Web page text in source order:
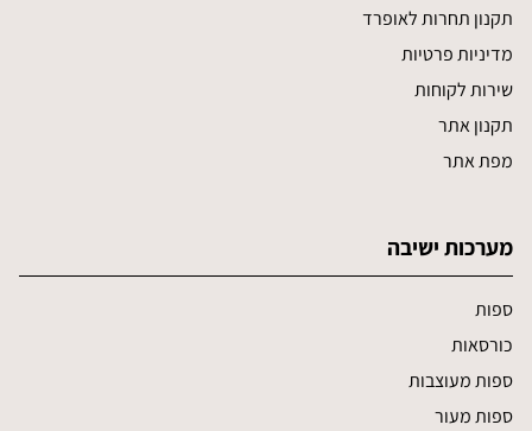
תקנון תחרות לאופרד
מדיניות פרטיות
שירות לקוחות
תקנון אתר
מפת אתר
מערכות ישיבה
ספות
כורסאות
ספות מעוצבות
ספות מעור